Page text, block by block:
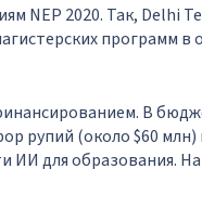
NEP 2020. Так, Delhi
программ в
В
рупий (около $60 млн)
ИИ для образования. На